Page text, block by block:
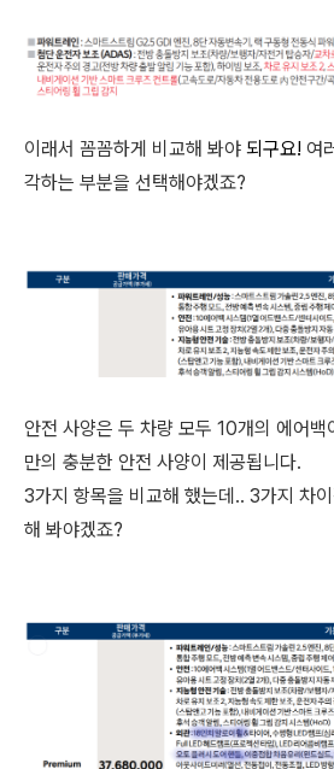
이래서 꼼꼼하게 비교해 봐야 되구요! 여
각하는 부분을 선택해야겠죠?
안전 사양은 두 차량 모두 10개의 에어백
만의 충분한 안전 사양이 제공됩니다.
3가지 항목을 비교해 했는데.. 3가지 차
해 봐야겠죠?